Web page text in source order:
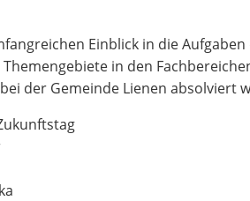
Einblick in die
in den
der Gemeinde Lienen absolviert